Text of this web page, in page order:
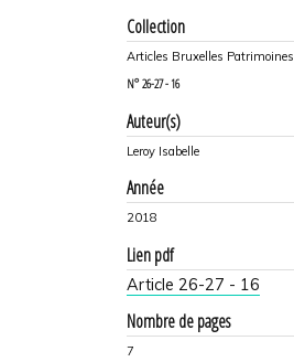
Collection
Articles Bruxelles Patrimoines
N° 26-27 - 16
Auteur(s)
Leroy Isabelle
Année
2018
Lien pdf
Article 26-27 - 16
Nombre de pages
7